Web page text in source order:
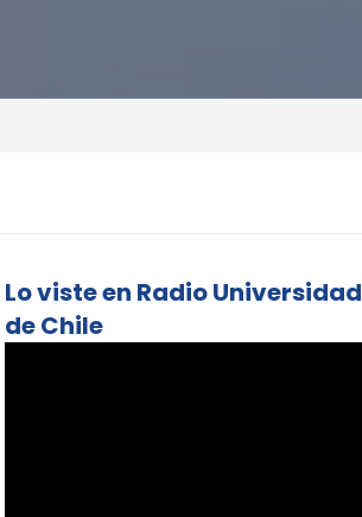
Lo viste en Radio Universidad
de Chile